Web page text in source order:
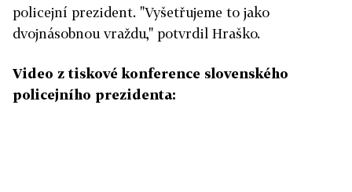
policejní prezident. "Vyšetřujeme to jako
dvojnásobnou vraždu," potvrdil Hraško.
Video z tiskové konference slovenského
policejního prezidenta: